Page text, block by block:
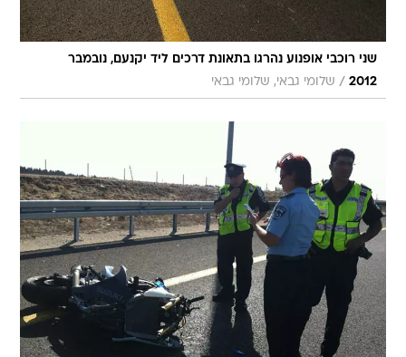
שני רוכבי אופנוע נהרגו בתאונת דרכים ליד יקנעם, נובמבר
2012
/ שלומי גבאי, שלומי גבאי